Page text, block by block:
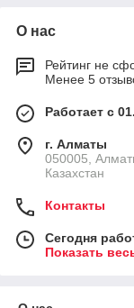
О нас
Рейтинг не
Менее 5
Работает с
г. Алматы
050005,
Казахстан
Контакты
Сегодня
Показать